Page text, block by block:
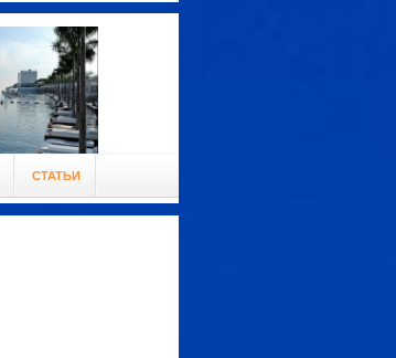
СТАТЬИ